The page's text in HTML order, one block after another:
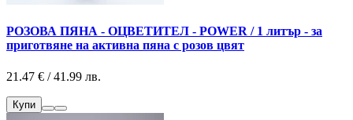
РОЗОВА ПЯНА - ОЦВЕТИТЕЛ - POWER / 1 литър - за
приготвяне на активна пяна с розов цвят
21.47 € / 41.99 лв.
Купи